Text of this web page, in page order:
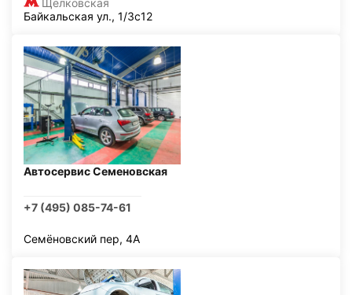
Щелковская
Байкальская ул., 1/3с12
Автосервис Семеновская
+7 (495) 085-74-61
Семёновский пер, 4А